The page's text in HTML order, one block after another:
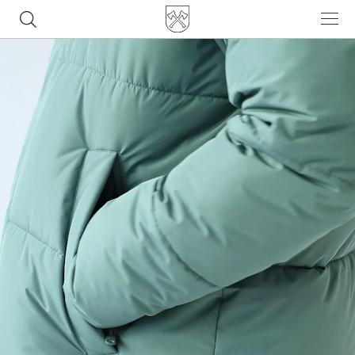
Популярные товары
ботинки
куртка
брюки
рюкзак
джинсы